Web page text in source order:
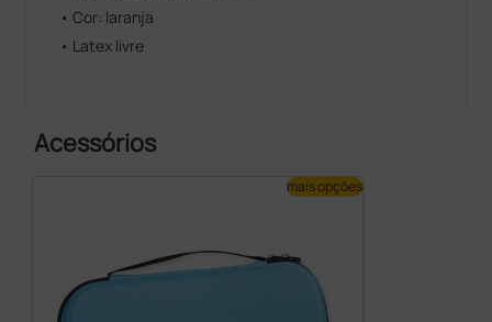
• Cor: laranja
• Latex livre
Acessórios
mais opções